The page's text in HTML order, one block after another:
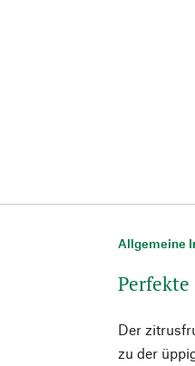
Allgemeine
Perfekte
Der
zu der